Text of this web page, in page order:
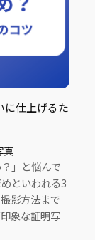
に仕上げるた
真
」と悩んで
といわれる3
影方法まで
象な証明写